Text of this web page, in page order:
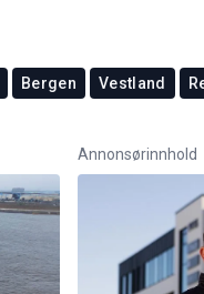
Bergen Vestland
Annonsørinnhold